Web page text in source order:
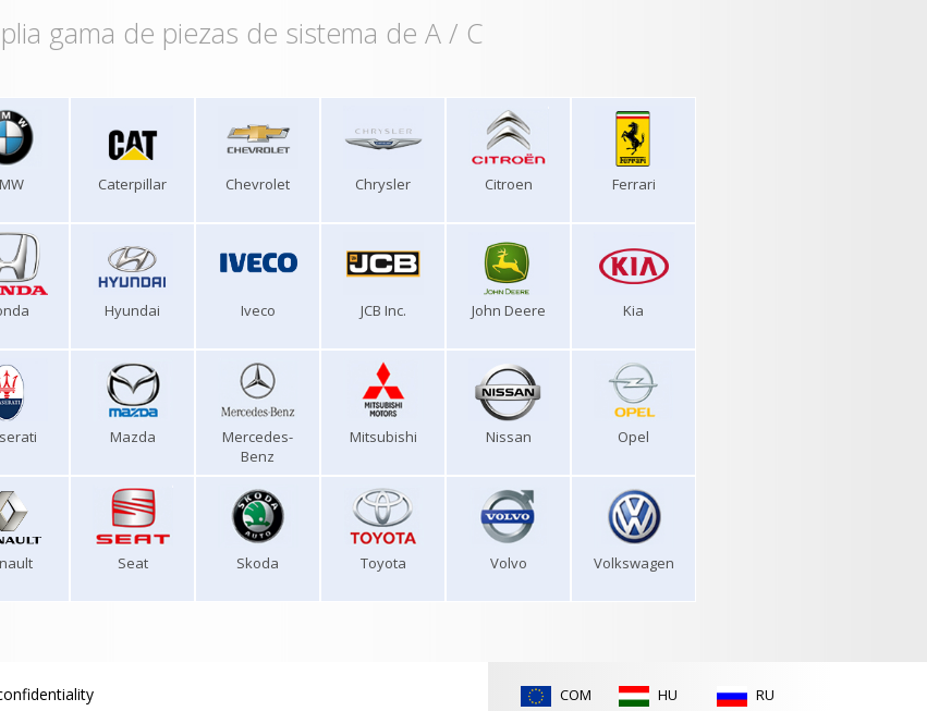
gama de piezas de sistema de A / C
Caterpillar Chevrolet Chrysler Citroen Ferrari
Hyundai Iveco JCB Inc. John Deere Kia
Mazda
Mercedes-
Benz
Mitsubishi Nissan Opel
Seat Skoda Toyota Volvo Volkswagen
COM HU RU